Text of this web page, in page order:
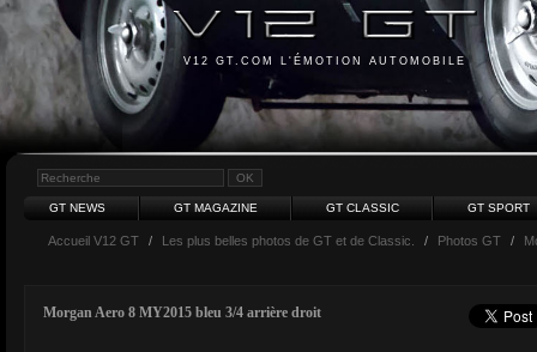
V12 GT.COM L'ÉMOTION AUTOMOBILE
GT NEWS GT MAGAZINE GT CLASSIC GT SPORT
Accueil V12 GT / Les plus belles photos de GT et de Classic. / Photos GT /
Morgan Aero 8 MY2015 bleu 3/4 arrière droit